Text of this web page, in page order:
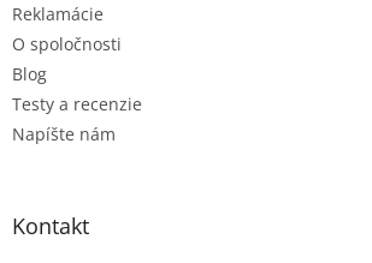
Reklamácie
O spoločnosti
Blog
Testy a recenzie
Napíšte nám
Kontakt